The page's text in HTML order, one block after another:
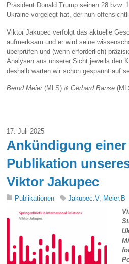
Präsident Donald Trump seinen 28 bzw.
Ukraine vorgelegt hat, der nun
Viktor Jakupec verfolgt das aktuelle
aufmerksam und er wird seine
überprüfen und (wenn erforderlich)
Analysen aus unserer Sicht jeweils den
deshalb warten wir schon gespannt auf
Bernd Meier(MLS)& Gerhard Banse
17. Juli 2025
Ankündigung einer
Publikation
Viktor Jakupec
Publikationen Jakupec.V, Meier.B